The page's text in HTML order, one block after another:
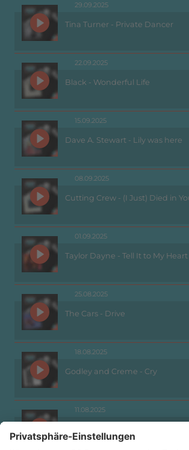
29.09.2025
Tina Turner - Private Dancer
22.09.2025
Black - Wonderful Life
15.09.2025
Dave A. Stewart - Lily was here
08.09.2025
Cutting Crew - (I Just) Died in
01.09.2025
Taylor Dayne - Tell It to My Heart
25.08.2025
The Cars - Drive
18.08.2025
Godley and Creme - Cry
11.08.2025